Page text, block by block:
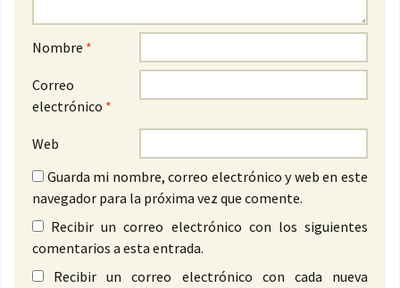
Nombre *
Correo
electrónico *
Web
Guarda mi nombre, correo electrónico y web en este
navegador para la próxima vez que comente.
Recibir un correo electrónico con los siguientes
comentarios a esta entrada.
Recibir un correo electrónico con cada nueva